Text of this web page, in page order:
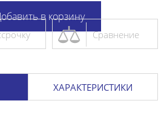
в корзину
Сравнение
ХАРАКТЕРИСТИКИ